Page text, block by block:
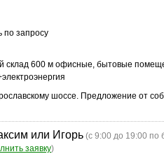
по запросу
склад 600 м офисные, бытовые
шоссе. Предложение от
или Игорь (с 9:00 до 19:00 по
заявку)